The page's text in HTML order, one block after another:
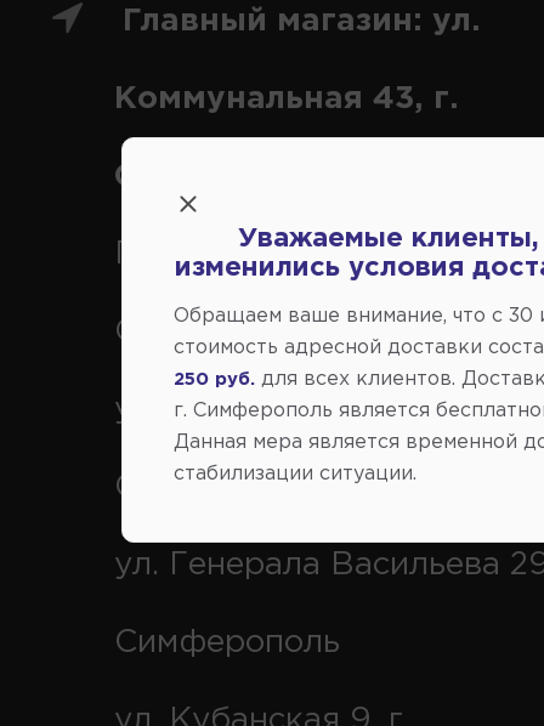
Главный магазин: ул.
Коммунальная 43, г.
Симферополь
Переулок Строителей 2А,
Симферополь
ул. Федоренко 1В, г.
Симферополь
ул. Генерала Васильева
Симферополь
Уважаемые клиенты,
изменились условия
Обращаем ваше внимание, что c 30
стоимость адресной доставки
250 руб.
для всех клиентов.
г. Симферополь является
Данная мера является временной
стабилизации ситуации.